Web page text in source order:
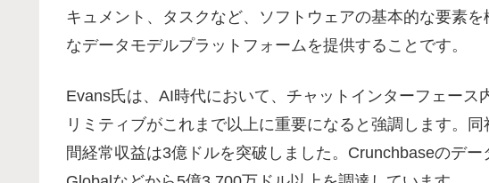
キュメント、タスクなど、ソフトウェアの基本的な要素
なデータモデルプラットフォームを提供することです。
Evans氏は、AI時代において、チャットインターフェー
リミティブがこれまで以上に重要になると強調します。
間経常収益は3億ドルを突破しました。Crunchbaseのデ